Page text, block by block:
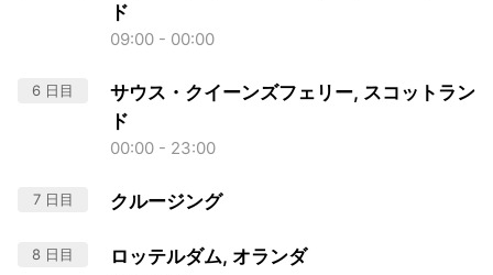
ド
09:00 - 00:00
6 日目
サウス・クイーンズフェリー, スコットラン
ド
00:00 - 23:00
7 日目 クルージング
8 日目 ロッテルダム, オランダ